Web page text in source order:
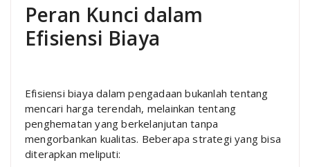
Peran Kunci dalam
Efisiensi Biaya
Efisiensi biaya dalam pengadaan bukanlah tentang
mencari harga terendah, melainkan tentang
penghematan yang berkelanjutan tanpa
mengorbankan kualitas. Beberapa strategi yang bisa
diterapkan meliputi: